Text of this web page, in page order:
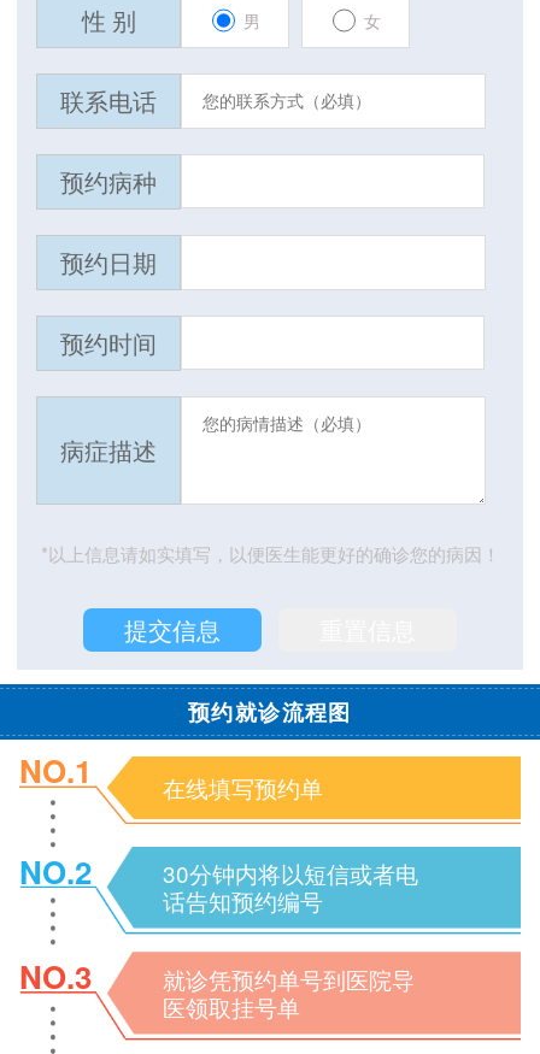
性 别 男 女
联系电话
预约病种
预约日期
预约时间
病症描述
*以上信息请如实填写，以便医生能更好的确诊您的病因！
预约就诊流程图
NO.1 在线填写预约单
NO.2
30分钟内将以短信或者电
话告知预约编号
NO.3
就诊凭预约单号到医院导
医领取挂号单